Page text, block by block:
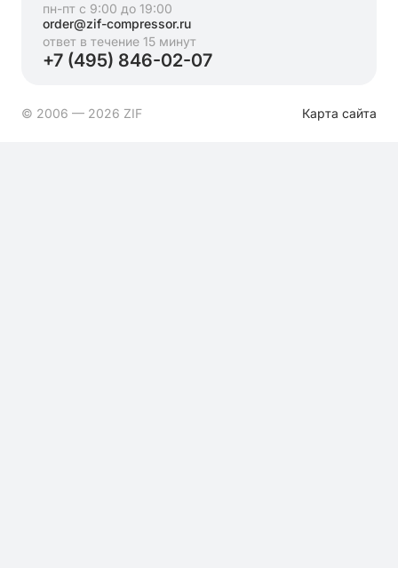
пн-пт с 9:00 до 19:00
order@zif-compressor.ru
ответ в течение 15 минут
+7 (495) 846-02-07
© 2006 — 2026 ZIF Карта сайта